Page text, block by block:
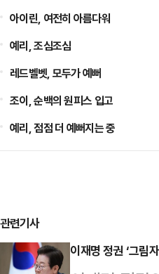
아이린, 여전히 아름다워
예리, 조심조심
레드벨벳, 모두가 예뻐
조이, 순백의 원피스 입고
예리, 점점 더 예뻐지는 중
관련기사
이재명 정권 ‘그림